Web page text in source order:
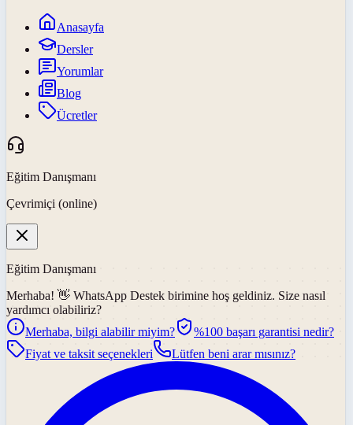
Anasayfa
Dersler
Yorumlar
Blog
Ücretler
Eğitim Danışmanı
Çevrimiçi (online)
Eğitim Danışmanı
Merhaba! 👋 WhatsApp Destek birimine hoş geldiniz. Size nasıl
yardımcı olabiliriz?
Merhaba, bilgi alabilir miyim?
%100 başarı garantisi nedir?
Fiyat ve taksit seçenekleri
Lütfen beni arar mısınız?